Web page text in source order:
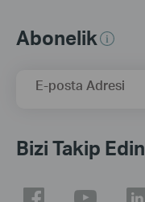
Abonelik
E-posta Adresi
Bizi Takip Edin